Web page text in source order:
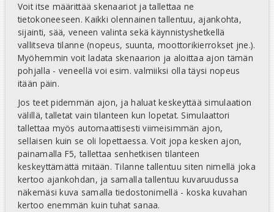
Voit itse määrittää skenaariot ja tallettaa ne
tietokoneeseen. Kaikki olennainen tallentuu, ajankohta,
sijainti, sää, veneen valinta sekä käynnistyshetkellä
vallitseva tilanne (nopeus, suunta, moottorikierrokset jne.).
Myöhemmin voit ladata skenaarion ja aloittaa ajon tämän
pohjalla - veneellä voi esim. valmiiksi olla täysi nopeus
itään päin.
Jos teet pidemmän ajon, ja haluat keskeyttää simulaation
välillä, talletat vain tilanteen kun lopetat. Simulaattori
tallettaa myös automaattisesti viimeisimmän ajon,
sellaisen kuin se oli lopettaessa. Voit jopa kesken ajon,
painamalla F5, tallettaa senhetkisen tilanteen
keskeyttämättä mitään. Tilanne tallentuu siten nimellä joka
kertoo ajankohdan, ja samalla tallentuu kuvaruudussa
näkemäsi kuva samalla tiedostonimellä - koska kuvahan
kertoo enemmän kuin tuhat sanaa.